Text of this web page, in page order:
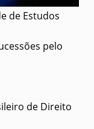
de Estudos
pelo
de Direito